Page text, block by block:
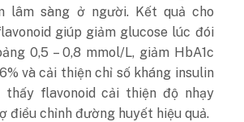
lâm sàng ở người. Kết quả cho
giúp giảm glucose lúc đói
0,5 – 0,8 mmol/L, giảm HbA1c
và cải thiện chỉ số kháng insulin
thấy flavonoid cải thiện độ nhạy
điều chỉnh đường huyết hiệu quả.